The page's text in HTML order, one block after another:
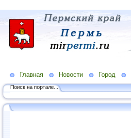
Главная Новости Город
Поиск на портале...